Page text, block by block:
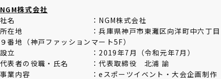
NGM株式会社
社名 ： NGM株式会社
所在地 ：兵庫県神戸市東灘区向洋町中六丁目
９番地（神戸ファッションマート5F）
設立 ：2019年7月（令和元年7月）
代表者の役職・氏名 ：代表取締役 北浦 諭
事業内容 ：eスポーツイベント・大会企画制作